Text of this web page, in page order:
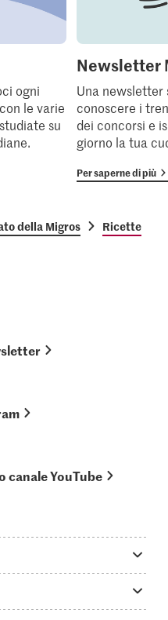
ogni
le varie
su
Newsletter
Una
conoscere i
dei concorsi e
giorno la tua
Per saperne di più
della Migros Ricette
canale YouTube